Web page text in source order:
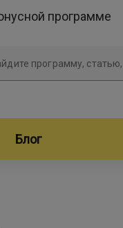
программе
программу,
Блог